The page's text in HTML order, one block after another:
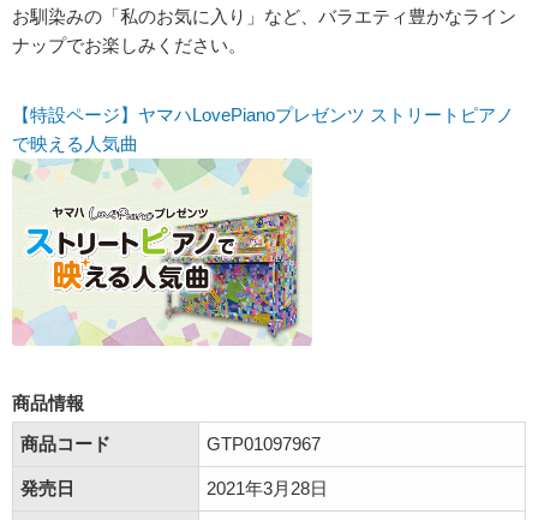
お馴染みの「私のお気に入り」など、バラエティ豊かなライン
ナップでお楽しみください。
【特設ページ】ヤマハLovePianoプレゼンツ ストリートピアノ
で映える人気曲
商品情報
商品コード
GTP01097967
発売日 2021年3月28日